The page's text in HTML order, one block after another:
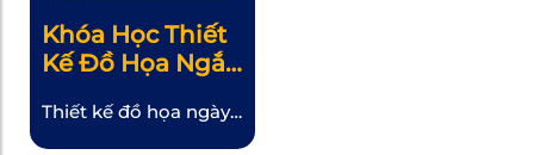
Khóa Học Thiết
Kế Đồ Họa Ngắn
Multimedia
Thiết kế đồ họa ngày